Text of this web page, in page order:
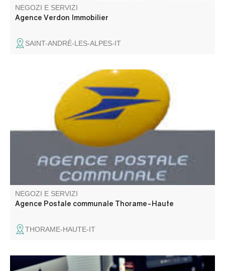
NEGOZI E SERVIZI
Agence Verdon Immobilier
SAINT-ANDRÉ-LES-ALPES-IT
L'ufficio postale si trova nei locali del municipio di
Thorame-Haute.
NEGOZI E SERVIZI
Agence Postale communale Thorame-Haute
THORAME-HAUTE-IT